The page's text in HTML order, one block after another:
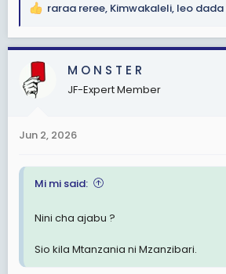
R
a
c
t
i
s
raraa reree, Kimwakaleli, leo dada
M O N S T E R
JF-Expert Member
Jun 2, 2026
Mi mi said:
Nini cha ajabu ?
Sio kila Mtanzania ni Mzanzibari.